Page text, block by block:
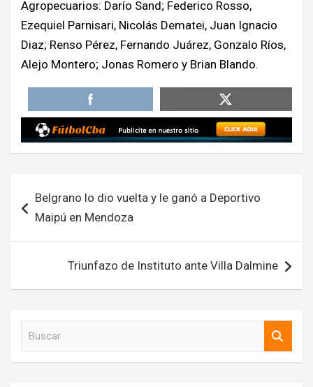
Agropecuarios: Darío Sand; Federico Rosso,
Ezequiel Parnisari, Nicolás Dematei, Juan Ignacio
Diaz; Renso Pérez, Fernando Juárez, Gonzalo Ríos,
Alejo Montero; Jonas Romero y Brian Blando.
de
entradas
Belgrano lo dio vuelta y le ganó a Deportivo
Maipú en Mendoza
Triunfazo de Instituto ante Villa Dalmine